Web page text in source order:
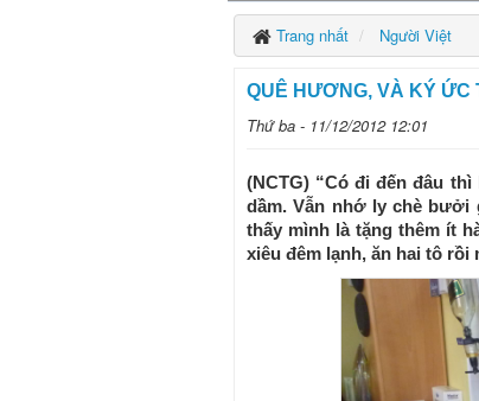
Trang nhất Người Việt
QUÊ HƯƠNG, VÀ KÝ ỨC
Thứ ba - 11/12/2012 12:01
(NCTG) “Có đi đến đâu
dầm. Vẫn nhớ ly chè bưởi
thấy mình là tặng thêm ít
xiêu đêm lạnh, ăn hai tô rồi